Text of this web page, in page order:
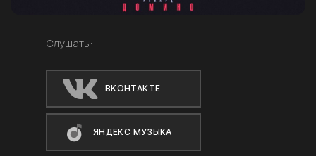
Слушать:
ВКОНТАКТЕ
ЯНДЕКС МУЗЫКА